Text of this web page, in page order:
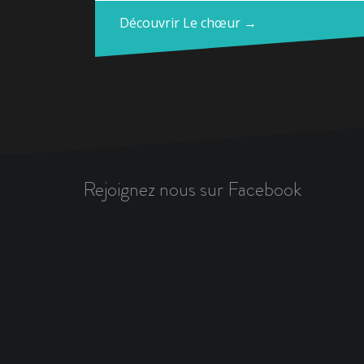
Découvrir Le chœur →
Rejoignez nous sur Facebook